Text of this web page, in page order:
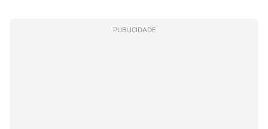
PUBLICIDADE